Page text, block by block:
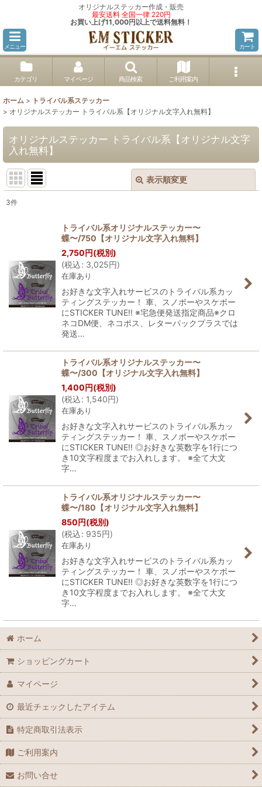
オリジナルステッカー作成・販売
最安送料 全国一律 220円
お買い上げ11,000円以上で送料無料！
メニュー カート
カテゴリ マイページ 商品検索 ご利用案内
ホーム > トライバル系ステッカー
> オリジナルステッカー トライバル系【オリジナル文字入れ無料】
オリジナルステッカー トライバル系【オリジナル文字
入れ無料】
表示順変更
3件
トライバル系オリジナルステッカー〜
蝶〜/750【オリジナル文字入れ無料】
2,750円(税別)
(税込: 3,025円)
在庫あり
お好きな文字入れサービスのトライバル系カッ
ティングステッカー！ 車、スノボーやスケボー
にSTICKER TUNE!! ※宅急便発送指定商品※クロ
ネコDM便、ネコポス、レターパックプラスでは
発送…
トライバル系オリジナルステッカー〜
蝶〜/300【オリジナル文字入れ無料】
1,400円(税別)
(税込: 1,540円)
在庫あり
お好きな文字入れサービスのトライバル系カッ
ティングステッカー！ 車、スノボーやスケボー
にSTICKER TUNE!! ◎お好きな英数字を1行につ
き10文字程度までお入れします。 ※全て大文
字…
トライバル系オリジナルステッカー〜
蝶〜/180【オリジナル文字入れ無料】
850円(税別)
(税込: 935円)
在庫あり
お好きな文字入れサービスのトライバル系カッ
ティングステッカー！ 車、スノボーやスケボー
にSTICKER TUNE!! ◎お好きな英数字を1行につ
き10文字程度までお入れします。 ※全て大文
字…
ホーム
ショッピングカート
マイページ
最近チェックしたアイテム
特定商取引法表示
ご利用案内
お問い合せ